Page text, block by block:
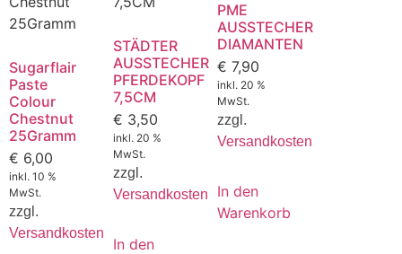
Sugarflair
Paste
Colour
Chestnut
25Gramm
€ 6,00
inkl. 10 %
MwSt.
zzgl.
Versandkosten
STÄDTER
AUSSTECHER
PFERDEKOPF
7,5CM
€ 3,50
inkl. 20 %
MwSt.
zzgl.
Versandkosten
In den
PME
AUSSTECHER
DIAMANTEN
€ 7,90
inkl. 20 %
MwSt.
zzgl.
Versandkosten
In den
Warenkorb